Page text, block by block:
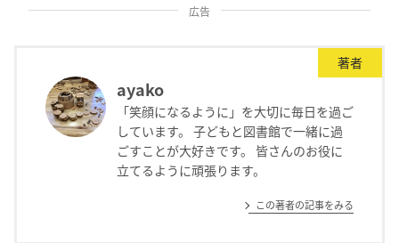
広告
著者
ayako
「笑顔になるように」を大切に毎日を過ご
しています。 子どもと図書館で一緒に過
ごすことが大好きです。 皆さんのお役に
立てるように頑張ります。
この著者の記事をみる